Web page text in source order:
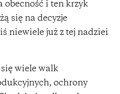
obecność i ten krzyk
się na decyzje
niewiele już z tej nadziei
się wiele walk
ochrony